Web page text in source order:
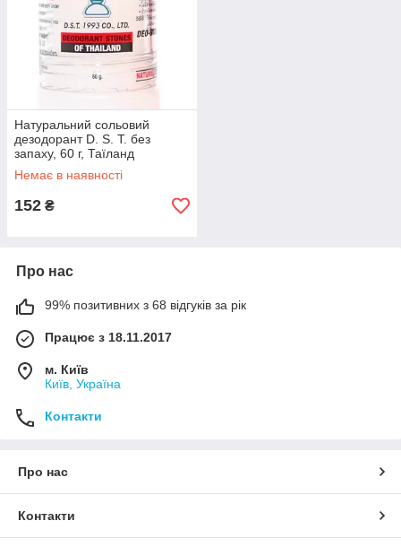
Натуральний сольовий
дезодорант D. S. T. без
запаху, 60 г, Таїланд
Немає в наявності
152 ₴
Про нас
99% позитивних з 68 відгуків за рік
Працює з 18.11.2017
м. Київ
Київ, Україна
Контакти
Про нас
Контакти